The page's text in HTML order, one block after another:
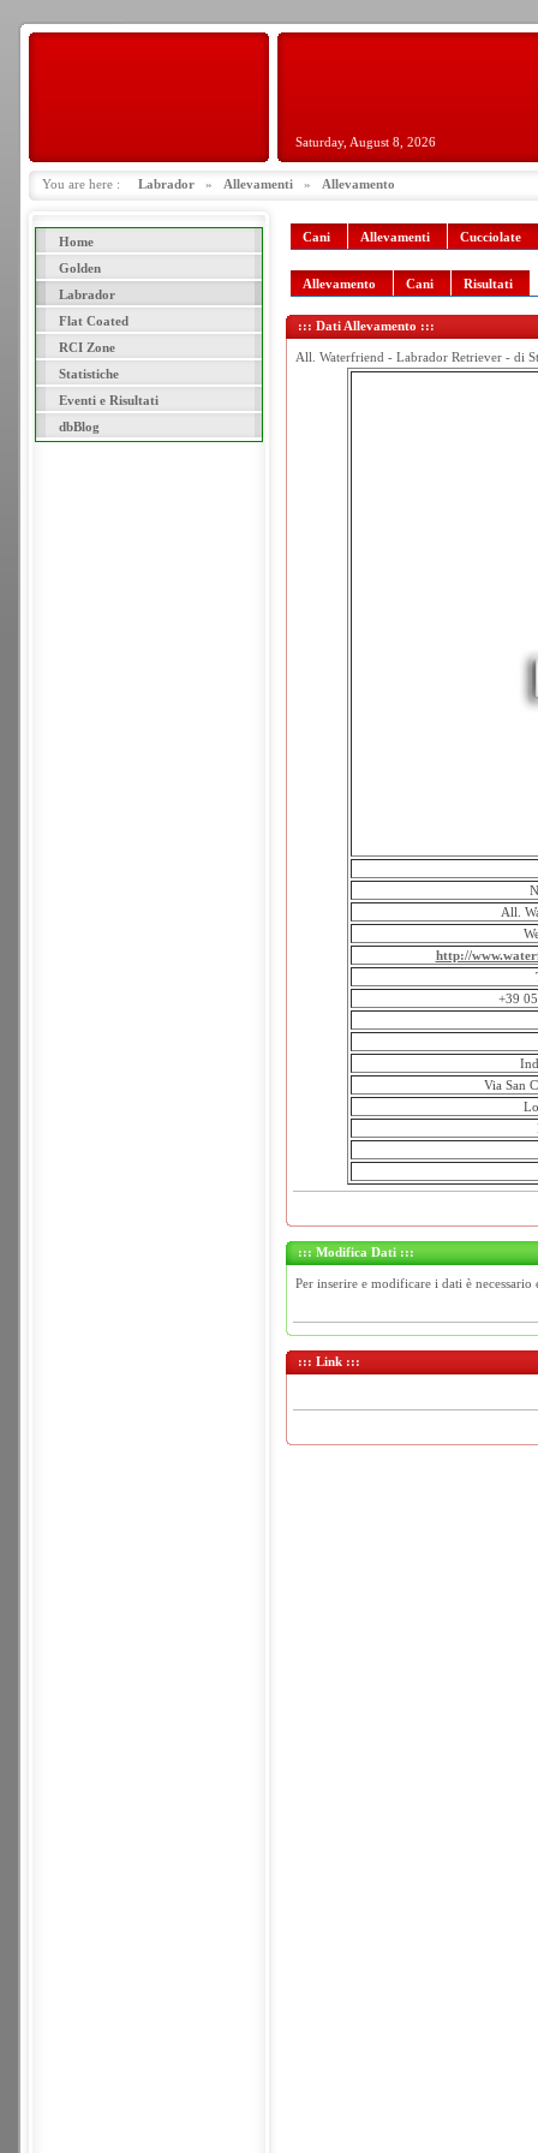
Saturday, August 8, 2026
You are here : Labrador » Allevamenti » Allevamento
Home
Golden
Labrador
Flat Coated
RCI Zone
Statistiche
Eventi e Risultati
dbBlog
Cani Allevamenti Cucciolate
Allevamento Cani Risultati
::: Dati Allevamento :::
All. Waterfriend - Labrador Retriever - di
All.
http://
+39
Via San
::: Modifica Dati :::
Per inserire e modificare i dati è necessario
::: Link :::